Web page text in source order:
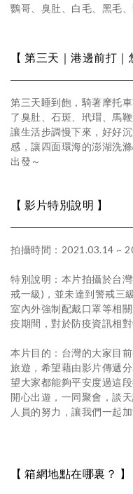
鸚哥、臭肚、白毛、黑毛
【 第三天｜港邊前打｜
第三天睡到飽，騎著摩托
了臭肚、石斑、玳瑁、馬
讓生活步調慢下來，好好
感，讓四面環海的澎湖洗
出發～
【 影片特別說明 】
拍攝時間：2021.03.14 ~
特別說明：本片拍攝於台
戒一級)，並未達到警戒三
室內外強制配戴口罩等相
疫期間，對於防疫資訊相對
本片目的：台灣的大家目
旅遊，希望藉由影片傳遞
望大家都能夠平安度過這
開心出遊，一同聚會，談
人員的努力，讓我們一起
【 箱網地點在哪裏？ 】